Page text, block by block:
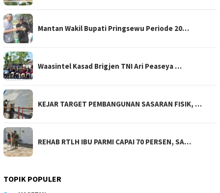
Mantan Wakil Bupati Pringsewu Periode 20…
Waasintel Kasad Brigjen TNI Ari Peaseya …
KEJAR TARGET PEMBANGUNAN SASARAN FISIK, …
REHAB RTLH IBU PARMI CAPAI 70 PERSEN, SA…
TOPIK POPULER